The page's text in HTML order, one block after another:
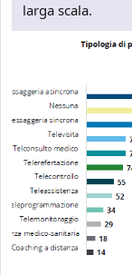
larga scala.